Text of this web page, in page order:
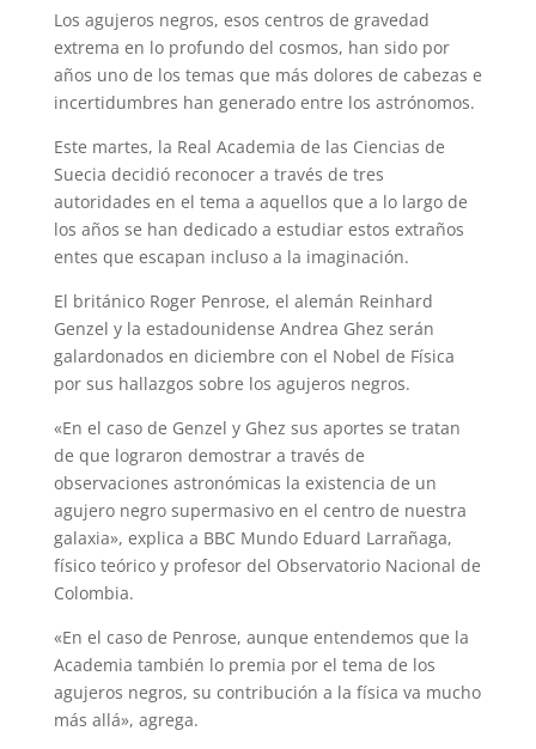
t
s
p
p
e
g
a
m
t
t
r
t
e
s
t
e
b
k
i
l
r
e
Los agujeros negros, esos centros de gravedad
extrema en lo profundo del cosmos, han sido por
años uno de los temas que más dolores de cabezas e
incertidumbres han generado entre los astrónomos.
Este martes, la Real Academia de las Ciencias de
Suecia decidió reconocer a través de tres
autoridades en el tema a aquellos que a lo largo de
los años se han dedicado a estudiar estos extraños
entes que escapan incluso a la imaginación.
El británico Roger Penrose, el alemán Reinhard
Genzel y la estadounidense Andrea Ghez serán
galardonados en diciembre con el Nobel de Física
por sus hallazgos sobre los agujeros negros.
«En el caso de Genzel y Ghez sus aportes se tratan
de que lograron demostrar a través de
observaciones astronómicas la existencia de un
agujero negro supermasivo en el centro de nuestra
galaxia», explica a BBC Mundo Eduard Larrañaga,
físico teórico y profesor del Observatorio Nacional de
Colombia.
«En el caso de Penrose, aunque entendemos que la
Academia también lo premia por el tema de los
agujeros negros, su contribución a la física va mucho
más allá», agrega.